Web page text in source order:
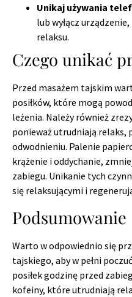
Unikaj używania
lub wyłącz
relaksu.
Czego unikać
Przed masażem tajskim
posiłków, które mogą
leżenia. Należy również
ponieważ utrudniają relaks,
odwodnieniu. Palenie
krążenie i oddychanie,
zabiegu. Unikanie tych
się relaksującymi i
Podsumowanie
Warto w odpowiednio się
tajskiego, aby w pełni
posiłek godzinę przed
kofeiny, które utrudniają